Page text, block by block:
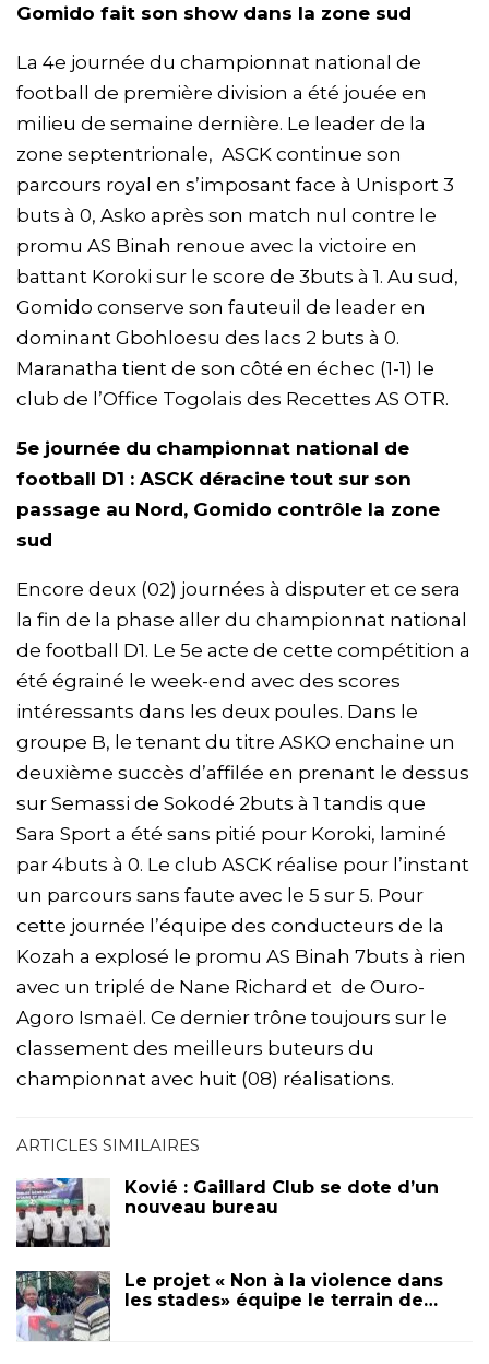
Gomido fait son show dans la zone sud
La 4e journée du championnat national de
football de première division a été jouée en
milieu de semaine dernière. Le leader de la
zone septentrionale, ASCK continue son
parcours royal en s’imposant face à Unisport 3
buts à 0, Asko après son match nul contre le
promu AS Binah renoue avec la victoire en
battant Koroki sur le score de 3buts à 1. Au sud,
Gomido conserve son fauteuil de leader en
dominant Gbohloesu des lacs 2 buts à 0.
Maranatha tient de son côté en échec (1-1) le
club de l’Office Togolais des Recettes AS OTR.
5e journée du championnat national de
football D1 : ASCK déracine tout sur son
passage au Nord, Gomido contrôle la zone
sud
Encore deux (02) journées à disputer et ce sera
la fin de la phase aller du championnat national
de football D1. Le 5e acte de cette compétition a
été égrainé le week-end avec des scores
intéressants dans les deux poules. Dans le
groupe B, le tenant du titre ASKO enchaine un
deuxième succès d’affilée en prenant le dessus
sur Semassi de Sokodé 2buts à 1 tandis que
Sara Sport a été sans pitié pour Koroki, laminé
par 4buts à 0. Le club ASCK réalise pour l’instant
un parcours sans faute avec le 5 sur 5. Pour
cette journée l’équipe des conducteurs de la
Kozah a explosé le promu AS Binah 7buts à rien
avec un triplé de Nane Richard et de Ouro-
Agoro Ismaël. Ce dernier trône toujours sur le
classement des meilleurs buteurs du
championnat avec huit (08) réalisations.
ARTICLES SIMILAIRES
Kovié : Gaillard Club se dote d’un
nouveau bureau
Le projet « Non à la violence dans
les stades» équipe le terrain de…